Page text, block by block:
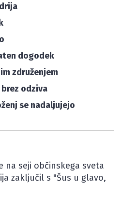
dogodek
združenjem
brez odziva
se nadaljujejo
na seji občinskega sveta
zaključil s "Šus u glavo,